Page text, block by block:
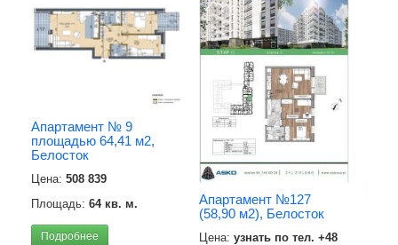
Апартамент № 9
площадью 64,41 м2,
Белосток
Цена: 508 839
Площадь: 64 кв. м.
Подробнее
Апартамент №127
(58,90 м2), Белосток
Цена: узнать по тел. +48